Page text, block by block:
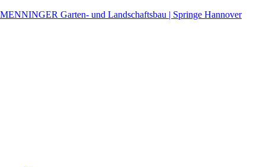
MENNINGER Garten- und Landschaftsbau | Springe Hannover